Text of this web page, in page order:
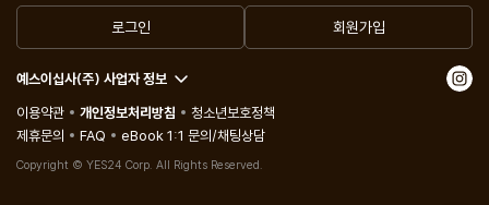
로그인 회원가입
예스이십사(주) 사업자 정보
이용약관
개인정보처리방침
청소년보호정책
제휴문의
FAQ eBook 1:1 문의/채팅상담
Copyright © YES24 Corp. All Rights Reserved.